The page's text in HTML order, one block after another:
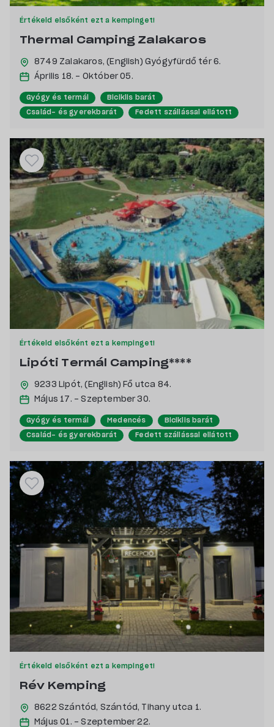
Értékeld elsőként ezt a kempinget!
Thermal Camping Zalakaros
8749 Zalakaros,(English) Gyógyfürdő tér 6.
Április 18. - Október 05.
Gyógy és termál Biciklis barát
Család- és gyerekbarát Fedett szállással ellátott
Értékeld elsőként ezt a kempinget!
Lipóti Termál Camping****
9233 Lipót,(English) Fő utca 84.
Május 17. - Szeptember 30.
Gyógy és termál Medencés Biciklis barát
Család- és gyerekbarát Fedett szállással ellátott
Értékeld elsőként ezt a kempinget!
Rév Kemping
8622 Szántód, Szántód, Tihany utca 1.
Május 01. - Szeptember 22.